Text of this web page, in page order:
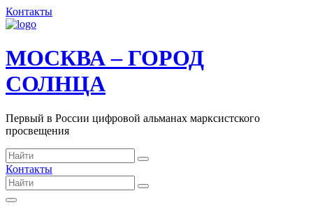
Контакты
МОСКВА – ГОРОД
СОЛНЦА
Первый в России цифровой альманах марксистского
просвещения
Контакты